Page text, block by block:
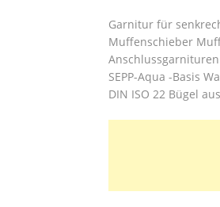
Garnitur für
Muffenschieber
SEPP-Aqua -Basis
DIN ISO 22 Bügel